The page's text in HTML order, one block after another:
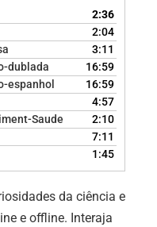
2:36
2:04
3:11
dublada
16:59
espanhol
16:59
4:57
Saude
2:10
7:11
1:45
da ciência e
e offline. Interaja